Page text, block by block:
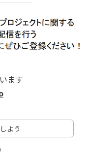
ます
よう